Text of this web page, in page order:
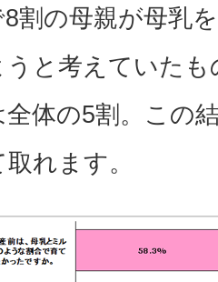
割の母親が母乳
と考えていた
体の5割。この
れます。